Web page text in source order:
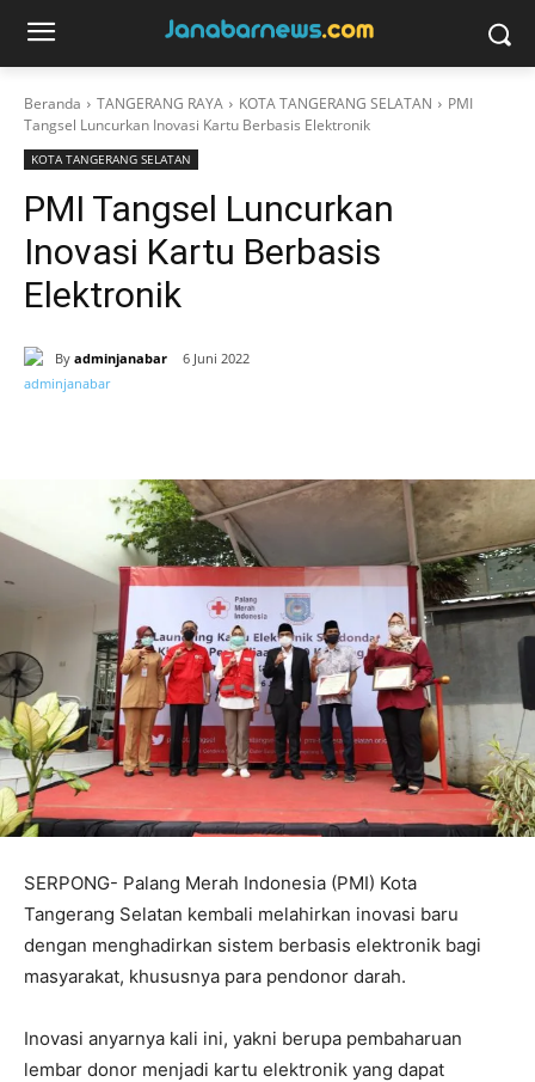
Beranda TANGERANG RAYA KOTA TANGERANG SELATAN
PMI
Tangsel Luncurkan Inovasi Kartu Berbasis Elektronik
KOTA TANGERANG SELATAN
PMI Tangsel Luncurkan
Inovasi Kartu Berbasis
Elektronik
By adminjanabar 6 Juni 2022
SERPONG- Palang Merah Indonesia (PMI) Kota
Tangerang Selatan kembali melahirkan inovasi baru
dengan menghadirkan sistem berbasis elektronik bagi
masyarakat, khususnya para pendonor darah.
Inovasi anyarnya kali ini, yakni berupa pembaharuan
lembar donor menjadi kartu elektronik yang dapat